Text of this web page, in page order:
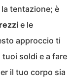
tentazione; è
e le
approccio ti
soldi e a fare
il tuo corpo sia